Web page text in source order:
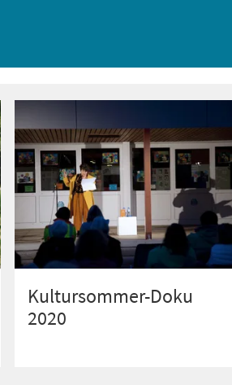
Kultursommer-Doku
2020